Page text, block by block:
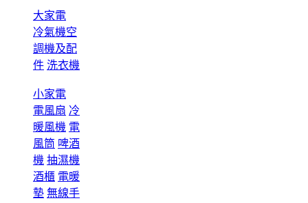
大家電
冷氣機空
調機及配
件 洗衣機
小家電
電風扇 冷
暖風機 電
風筒 啤酒
機 抽濕機
酒櫃 電暖
墊 無線手